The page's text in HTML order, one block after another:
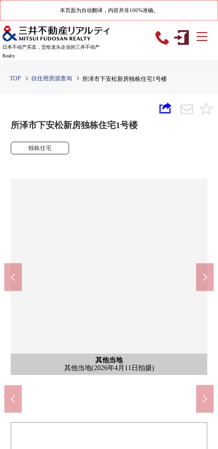
本页面为自动翻译，内容并非100%准确。
日本不动产买卖，交给龙头企业的三井不动产
Realty
TOP 自住用房源查询 所泽市下安松新房独栋住宅1号楼
所泽市下安松新房独栋住宅1号楼
独栋住宅
其他当地
其他当地(2026年4月11日拍摄)
其他当地
其他当地(2026年4月11日拍摄)
其他当地
其他当地(2026年4月11日拍摄)
含有前面道路的外观
含有前面道路的外观(2026年4月11日拍摄)
含有前面道路的外观
含有前面道路的外观(2026年4月11日拍摄)
业务超市东所泽商店(约730m)
Lawson东所泽和田1丁目商店(约730m)
药妆店咳嗽下安松商店(约740m)
所泽市立安松小学(约1330m)
所泽市立安松中学(约890m)